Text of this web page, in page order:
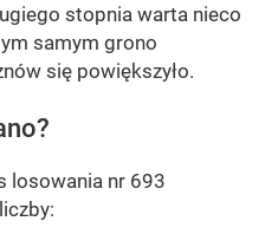
stopnia warta nieco
samym grono
się powiększyło.
losowania nr 693